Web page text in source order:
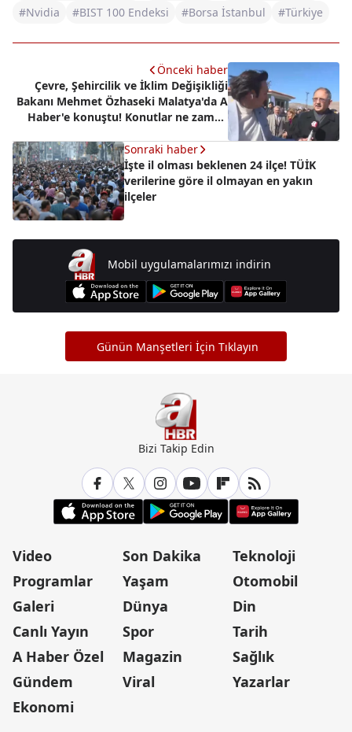
#Nvidia
#BIST 100 Endeksi #Borsa İstanbul #Türkiye
Önceki haber
Çevre, Şehircilik ve İklim Değişikliği
Bakanı Mehmet Özhaseki Malatya'da A
Haber'e konuştu! Konutlar ne zaman
Sonraki haber
İşte il olması beklenen 24 ilçe! TÜİK
verilerine göre il olmayan en yakın
ilçeler
Mobil uygulamalarımızı indirin
Günün Manşetleri İçin Tıklayın
Bizi Takip Edin
Video
Programlar
Galeri
Canlı Yayın
A Haber Özel
Gündem
Ekonomi
Son Dakika
Yaşam
Dünya
Spor
Magazin
Viral
Teknoloji
Otomobil
Din
Tarih
Sağlık
Yazarlar